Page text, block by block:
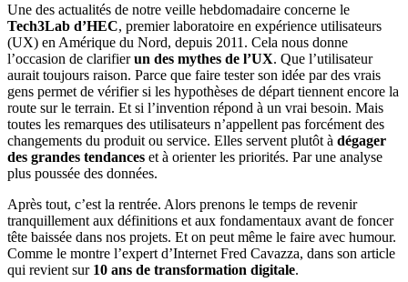
Une des actualités de notre veille hebdomadaire concerne le
Tech3Lab d’HEC, premier laboratoire en expérience utilisateurs
(UX) en Amérique du Nord, depuis 2011. Cela nous donne
l’occasion de clarifierun des mythes de l’UX. Que l’utilisateur
aurait toujours raison. Parce que faire tester son idée par des vrais
gens permet de vérifier si les hypothèses de départ tiennent encore la
route sur le terrain. Et si l’invention répond à un vrai besoin. Mais
toutes les remarques des utilisateurs n’appellent pas forcément des
changements du produit ou service. Elles servent plutôt à dégager
des grandes tendances et à orienter les priorités. Par une analyse
plus poussée des données.
Après tout, c’est la rentrée. Alors prenons le temps de revenir
tranquillement aux définitions et aux fondamentaux avant de foncer
tête baissée dans nos projets. Et on peut même le faire avec humour.
Comme le montre l’expert d’Internet Fred Cavazza, dans son article
qui revient sur 10 ans de transformation digitale.